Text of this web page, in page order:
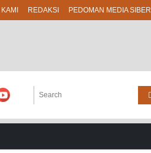
REDAKSI PEDOMAN MEDIA SIBER